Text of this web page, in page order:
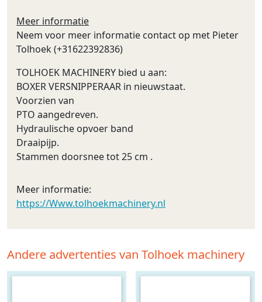
Meer informatie
Neem voor meer informatie contact op met Pieter
Tolhoek (+31622392836)
TOLHOEK MACHINERY bied u aan:
BOXER VERSNIPPERAAR in nieuwstaat.
Voorzien van
PTO aangedreven.
Hydraulische opvoer band
Draaipijp.
Stammen doorsnee tot 25 cm .
Meer informatie:
https://Www.tolhoekmachinery.nl
Andere advertenties van Tolhoek machinery